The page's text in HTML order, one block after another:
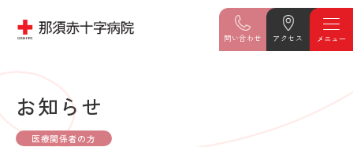
問い合わせ アクセス
お知らせ
医療関係者の方